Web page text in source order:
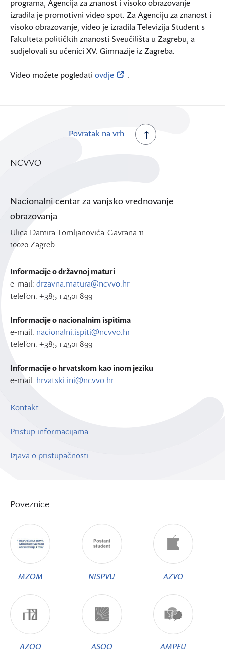
programa, Agencija za znanost i visoko obrazovanje
izradila je promotivni video spot. Za Agenciju za znanost i
visoko obrazovanje, video je izradila Televizija Student s
Fakulteta političkih znanosti Sveučilišta u Zagrebu, a
sudjelovali su učenici XV. Gimnazije iz Zagreba.
Video možete pogledati ovdje .
Povratak na vrh
NCVVO
Nacionalni centar za vanjsko vrednovanje
obrazovanja
Ulica Damira Tomljanovića-Gavrana 11
10020 Zagreb
Informacije o državnoj maturi
e-mail: drzavna.matura@ncvvo.hr
telefon: +385 1 4501 899
Informacije o nacionalnim ispitima
e-mail: nacionalni.ispiti@ncvvo.hr
telefon: +385 1 4501 899
Informacije o hrvatskom kao inom jeziku
e-mail: hrvatski.ini@ncvvo.hr
Kontakt
Pristup informacijama
Izjava o pristupačnosti
Poveznice
MZOM NISPVU AZVO
AZOO ASOO AMPEU